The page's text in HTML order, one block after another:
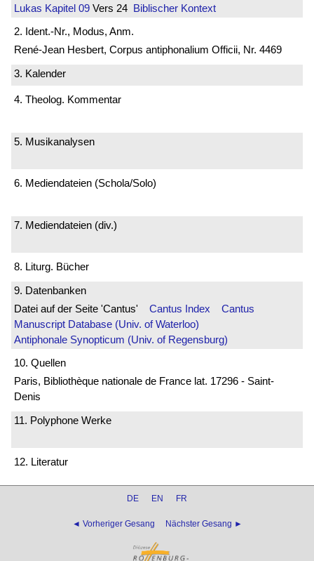
Lukas Kapitel 09 Vers 24 Biblischer Kontext
2. Ident.-Nr., Modus, Anm.
René-Jean Hesbert, Corpus antiphonalium Officii, Nr. 4469
3. Kalender
4. Theolog. Kommentar
5. Musikanalysen
6. Mediendateien (Schola/Solo)
7. Mediendateien (div.)
8. Liturg. Bücher
9. Datenbanken
Datei auf der Seite 'Cantus' Cantus Index
Cantus
Manuscript Database (Univ. of Waterloo)
Antiphonale Synopticum (Univ. of Regensburg)
10. Quellen
Paris, Bibliothèque nationale de France lat. 17296 - Saint-
Denis
11. Polyphone Werke
12. Literatur
DE EN FR
◄ Vorheriger Gesang Nächster Gesang ►